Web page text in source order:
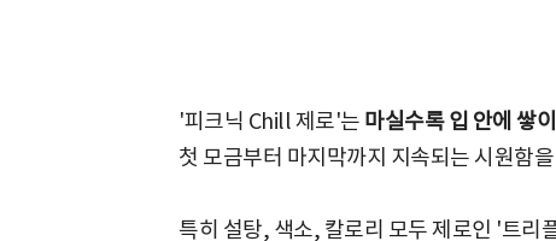
'피크닉 Chill 제로'는 마실수록 입 안에 쌓
첫 모금부터 마지막까지 지속되는 시원함
특히 설탕, 색소, 칼로리 모두 제로인 '트리